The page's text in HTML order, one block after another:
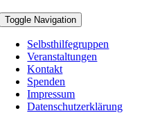
Toggle Navigation
Selbsthilfegruppen
Veranstaltungen
Kontakt
Spenden
Impressum
Datenschutzerklärung